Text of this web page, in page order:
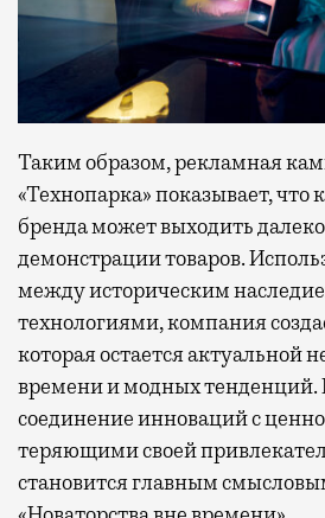
Таким образом, рекламная
«Технопарка» показывает,
бренда может выходить
демонстрации товаров.
между историческим
технологиями, компания
которая остается актуальной
времени и модных
соединение инноваций с
теряющими своей
становится главным